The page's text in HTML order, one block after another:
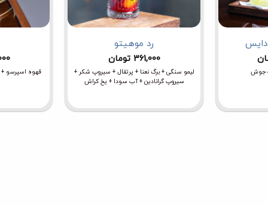
جوش
رد موهیتو
361,000 تومان
لیمو سنگی + برگ نعنا + پرتقال + سیروپ شکر +
سیروپ گرانادین + آب سودا + یخ کراش
قهوه اسپرسو + فوم